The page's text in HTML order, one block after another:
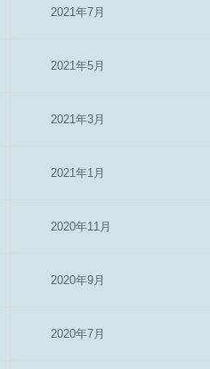
2021年7月
2021年5月
2021年3月
2021年1月
2020年11月
2020年9月
2020年7月